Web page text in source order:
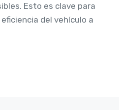
Esto es clave para
del vehículo a